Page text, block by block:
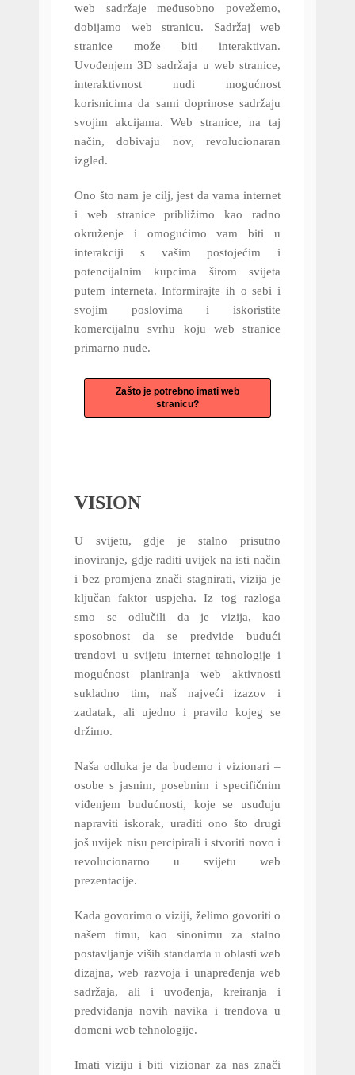
web sadržaje međusobno povežemo,
dobijamo web stranicu. Sadržaj web
stranice može biti interaktivan.
Uvođenjem 3D sadržaja u web stranice,
interaktivnost nudi mogućnost
korisnicima da sami doprinose sadržaju
svojim akcijama. Web stranice, na taj
način, dobivaju nov, revolucionaran
izgled.
Ono što nam je cilj, jest da vama internet
i web stranice približimo kao radno
okruženje i omogućimo vam biti u
interakciji s vašim postojećim i
potencijalnim kupcima širom svijeta
putem interneta. Informirajte ih o sebi i
svojim poslovima i iskoristite
komercijalnu svrhu koju web stranice
primarno nude.
Zašto je potrebno imati web
stranicu?
VISION
U svijetu, gdje je stalno prisutno
inoviranje, gdje raditi uvijek na isti način
i bez promjena znači stagnirati, vizija je
ključan faktor uspjeha. Iz tog razloga
smo se odlučili da je vizija, kao
sposobnost da se predvide budući
trendovi u svijetu internet tehnologije i
mogućnost planiranja web aktivnosti
sukladno tim, naš najveći izazov i
zadatak, ali ujedno i pravilo kojeg se
držimo.
Naša odluka je da budemo i vizionari –
osobe s jasnim, posebnim i specifičnim
viđenjem budućnosti, koje se usuđuju
napraviti iskorak, uraditi ono što drugi
još uvijek nisu percipirali i stvoriti novo i
revolucionarno u svijetu web
prezentacije.
Kada govorimo o viziji, želimo govoriti o
našem timu, kao sinonimu za stalno
postavljanje viših standarda u oblasti web
dizajna, web razvoja i unapređenja web
sadržaja, ali i uvođenja, kreiranja i
predviđanja novih navika i trendova u
domeni web tehnologije.
Imati viziju i biti vizionar za nas znači